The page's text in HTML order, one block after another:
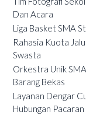
Dan Acara
Liga Basket SMA
Rahasia Kuota
Swasta
Orkestra Unik
Barang Bekas
Layanan Dengar
Hubungan Pacaran